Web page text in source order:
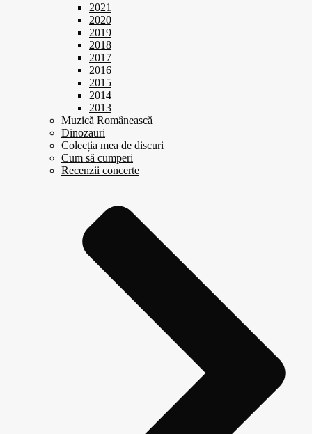
2021
2020
2019
2018
2017
2016
2015
2014
2013
Muzică Românească
Dinozauri
Colecția mea de discuri
Cum să cumperi
Recenzii concerte